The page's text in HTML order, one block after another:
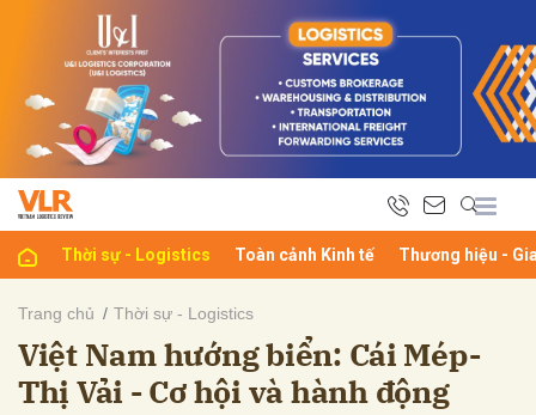
Thời sự - Logistics Toàn cảnh Kinh tế Thương hiệu -
Trang chủ Thời sự - Logistics
Việt Nam hướng biển: Cái Mép-
Thị Vải - Cơ hội và hành động
luận
Hủy